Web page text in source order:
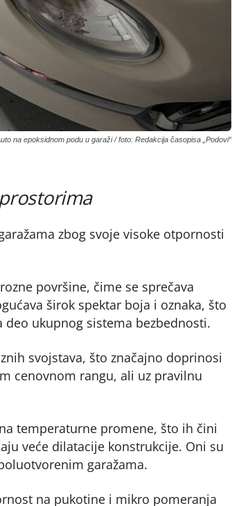
na epoksidnom podu u garaži / foto: Redakcija časopisa „Podovi“
zbog svoje visoke otpornosti
površine, čime se sprečava
širok spektar boja i oznaka, što
ukupnog sistema bezbednosti.
svojstava, što značajno doprinosi
cenovnom rangu, ali uz pravilnu
temperaturne promene, što ih čini
veće dilatacije konstrukcije. Oni su
garažama.
na pukotine i mikro pomeranja